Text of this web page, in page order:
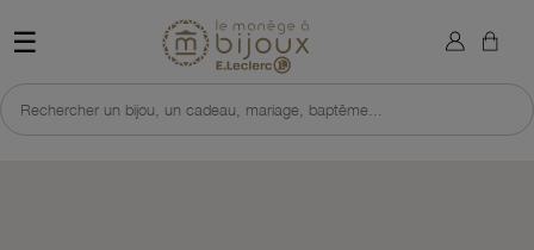
☰ Retour à l'accueil du site
Rechercher un bijou, un cadeau, mariage, baptême...
×